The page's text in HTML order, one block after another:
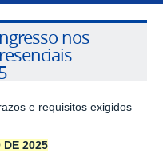
nos
e requisitos exigidos
DE 2025